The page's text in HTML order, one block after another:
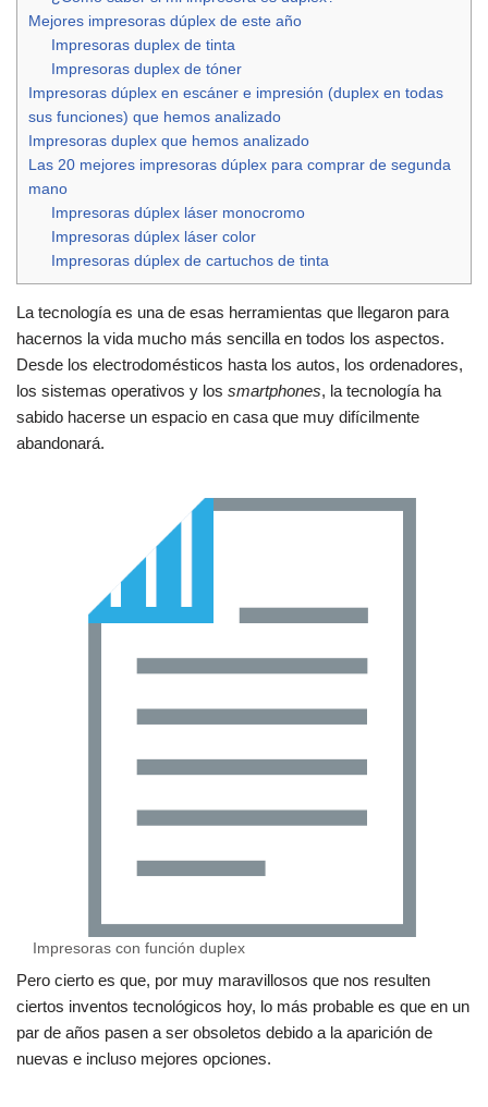
Mejores impresoras dúplex de este año
Impresoras duplex de tinta
Impresoras duplex de tóner
Impresoras dúplex en escáner e impresión (duplex en todas
sus funciones) que hemos analizado
Impresoras duplex que hemos analizado
Las 20 mejores impresoras dúplex para comprar de segunda
mano
Impresoras dúplex láser monocromo
Impresoras dúplex láser color
Impresoras dúplex de cartuchos de tinta
La tecnología es una de esas herramientas que llegaron para
hacernos la vida mucho más sencilla en todos los aspectos.
Desde los electrodomésticos hasta los autos, los ordenadores,
los sistemas operativos y los smartphones, la tecnología ha
sabido hacerse un espacio en casa que muy difícilmente
abandonará.
Impresoras con función duplex
Pero cierto es que, por muy maravillosos que nos resulten
ciertos inventos tecnológicos hoy, lo más probable es que en un
par de años pasen a ser obsoletos debido a la aparición de
nuevas e incluso mejores opciones.